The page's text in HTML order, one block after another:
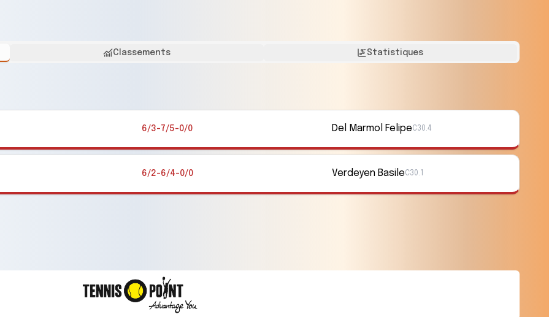
Classements Statistiques
6/3-7/5-0/0 Del Marmol FelipeC30.4
6/2-6/4-0/0 Verdeyen BasileC30.1